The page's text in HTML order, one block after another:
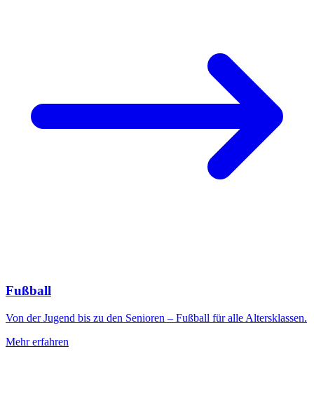
Fußball
Von der Jugend bis zu den Senioren – Fußball für alle Altersklassen.
Mehr erfahren